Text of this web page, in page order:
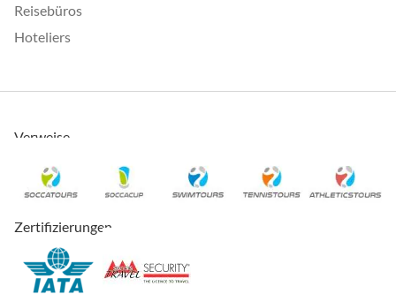
Reisebüros
Hoteliers
Verweise
Zertifizierungen